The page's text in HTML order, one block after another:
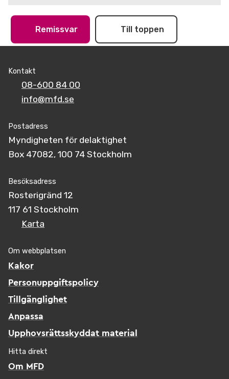
Remissvar Till toppen
Kontakt
08-600 84 00
info@mfd.se
Postadress
Myndigheten för delaktighet
Box 47082, 100 74 Stockholm
Besöksadress
Rosterigränd 12
117 61 Stockholm
Karta
Om webbplatsen
Kakor
Personuppgiftspolicy
Tillgänglighet
Anpassa
Upphovsrättsskyddat material
Hitta direkt
Om MFD